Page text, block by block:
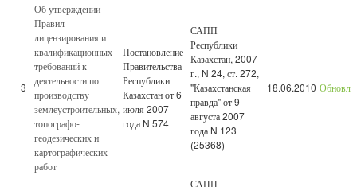
3
Об утверждении
Правил
лицензирования и
квалификационных
требований к
деятельности по
производству
землеустроительных,
топографо-
геодезических и
картографических
работ
Постановление
Правительства
Республики
Казахстан от 6
июля 2007
года N 574
САПП
Республики
Казахстан, 2007
г., N 24, ст. 272,
"Казахстанская
правда" от 9
августа 2007
года N 123
(25368)
18.06.2010
САПП